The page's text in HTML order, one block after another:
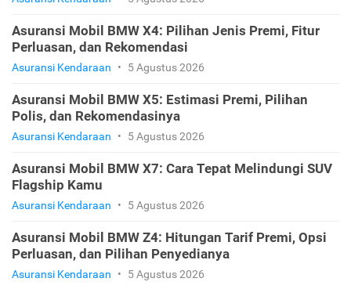
Asuransi Mobil BMW X4: Pilihan Jenis Premi, Fitur
Perluasan, dan Rekomendasi
Asuransi Kendaraan • 5 Agustus 2026
Asuransi Mobil BMW X5: Estimasi Premi, Pilihan
Polis, dan Rekomendasinya
Asuransi Kendaraan • 5 Agustus 2026
Asuransi Mobil BMW X7: Cara Tepat Melindungi SUV
Flagship Kamu
Asuransi Kendaraan • 5 Agustus 2026
Asuransi Mobil BMW Z4: Hitungan Tarif Premi, Opsi
Perluasan, dan Pilihan Penyedianya
Asuransi Kendaraan • 5 Agustus 2026